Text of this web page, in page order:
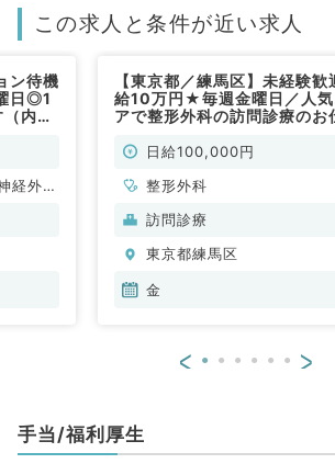
この求人と条件が近い求人
ン待機
日◎1
内科
経外
【東京都／練馬区】未経験歓
給10万円★毎週金曜日／人気
アで整形外科の訪問診療のお
ックです（整形外科／非常勤）
日給100,000円
整形外科
訪問診療
東京都練馬区
金
< >
手当/福利厚生